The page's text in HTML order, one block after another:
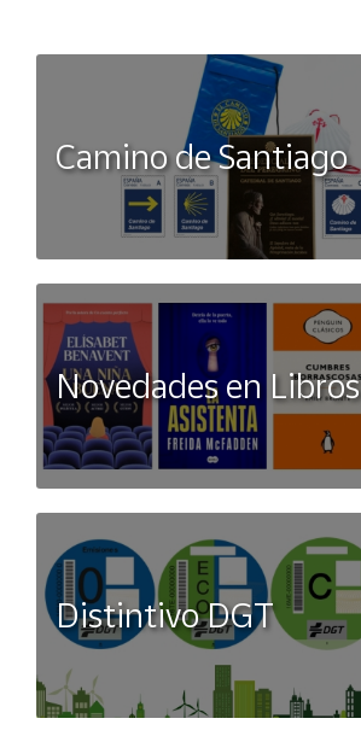
Camino de Santiago
Novedades en Libros
Distintivo DGT